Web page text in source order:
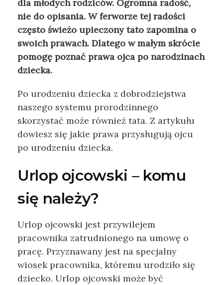
dla młodych rodziców. Ogromna radość,
nie do opisania. W ferworze tej radości
często świeżo upieczony tato zapomina o
swoich prawach. Dlatego w małym skrócie
pomogę poznać prawa ojca po narodzinach
dziecka.
Po urodzeniu dziecka z dobrodziejstwa
naszego systemu prorodzinnego
skorzystać może również tata. Z artykułu
dowiesz się jakie prawa przysługują ojcu
po urodzeniu dziecka.
Urlop ojcowski – komu
się należy?
Urlop ojcowski jest przywilejem
pracownika zatrudnionego na umowę o
pracę. Przyznawany jest na specjalny
wiosek pracownika, któremu urodziło się
dziecko. Urlop ojcowski może być